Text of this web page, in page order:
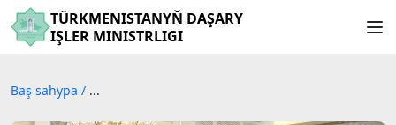
TÜRKMENISTANYŇ DAŞARY
IŞLER MINISTRLIGI
Baş sahypa / ...